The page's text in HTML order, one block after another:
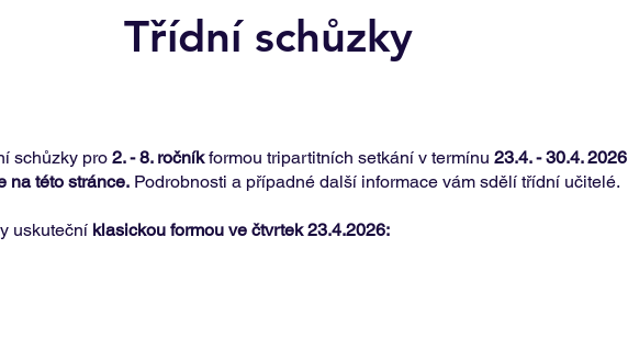
Třídní schůzky
schůzky pro 2. - 8. ročníkformou tripartitních setkání v termínu 23.4. - 30.4. 2026
na této stránce. Podrobnosti a případné další informace vám sdělí třídní učitelé.
uskuteční klasickou formou ve čtvrtek 23.4.2026: